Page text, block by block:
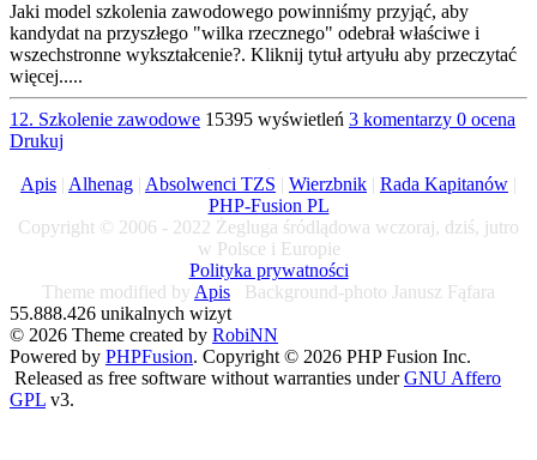
Jaki model szkolenia zawodowego powinniśmy przyjąć, aby
kandydat na przyszłego "wilka rzecznego" odebrał właściwe i
wszechstronne wykształcenie?. Kliknij tytuł artyułu aby przeczytać
więcej.....
12. Szkolenie zawodowe 15395 wyświetleń 3 komentarzy 0 ocena
Drukuj
Apis Alhenag Absolwenci TZS Wierzbnik Rada Kapitanów
PHP-Fusion PL
Copyright © 2006 - 2022 Żegluga śródlądowa wczoraj, dziś, jutro
w Polsce i Europie
Polityka prywatności
Theme modified by Apis Background-photo Janusz Fąfara
55.888.426 unikalnych wizyt
© 2026 Theme created by RobiNN
Powered by PHPFusion. Copyright © 2026 PHP Fusion Inc.
Released as free software without warranties underGNU Affero
GPL v3.